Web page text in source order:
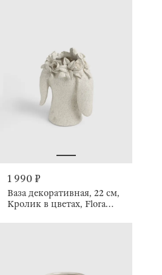
1 990 ₽
Ваза декоративная, 22 см,
Кролик в цветах, Flora